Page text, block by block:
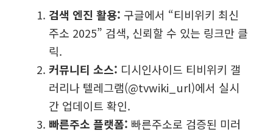
검색 엔진 활용: 구글에서 “티비위키 최신
주소 2025” 검색, 신뢰할 수 있는 링크만 클
릭.
커뮤니티 소스: 디시인사이드 티비위키 갤
러리나 텔레그램(@tvwiki_url)에서 실시
간 업데이트 확인.
빠른주소 플랫폼: 빠른주소로 검증된 미러